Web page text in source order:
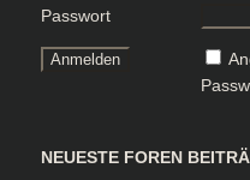
Passwort
NEUESTE FOREN